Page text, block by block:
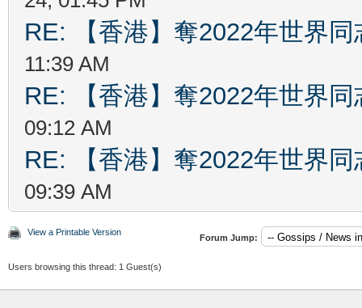
RE: 【香港】奪2022年世界
11:39 AM
RE: 【香港】奪2022年世界
09:12 AM
RE: 【香港】奪2022年世界
09:39 AM
View a Printable Version
Forum Jump:
Users browsing this thread: 1 Guest(s)